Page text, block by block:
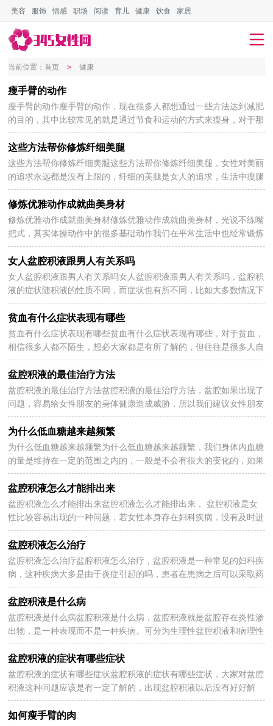
美容 服饰 情感 职场 阅读 育儿 健康 饮食 家居
会员注册
当前位置：首页 > 健康
瘦手臂的动作
2025-04-14
瘦手臂的动作瘦手臂的动作，现在很多人都想通过一些方法达到减肥
的目的，其中比较常见的就是通过节食和运动的方式来瘦身，对于那
些手臂比较粗的人来说，是需要有专门的方式的，以下分...
这些方法帮你修炼纤细美腿
2025-04-14
这些方法帮你修炼纤细美腿这些方法帮你修炼纤细美腿，女性对美丽
的追求永远都是没有上限的，纤细的美腿是女人的追求，生活中瘦腿
的方法有很多，我们可以有选择的进行瘦身锻炼，这些方...
修炼优雅动作成就曲美身材
2025-04-14
修炼优雅动作成就曲美身材修炼优雅动作成就曲美身材，光说不练嘴
把式，其实体操动作中的很多基础动作我们在平常生活中也经常锻炼
到，而且对塑形非常行之有效。下面就教大家修炼优...
女人盆腔积液跟男人有关系吗
2025-04-14
女人盆腔积液跟男人有关系吗女人盆腔积液跟男人有关系吗，盆腔积
液的症状随积液的性质不同，而症状也有所不同，比如大多数情况下
盆腔积液可能是少量的积水，有的时候排卵期引起来的...
贫血有什么症状表现有哪些
2025-04-14
贫血有什么症状表现有哪些贫血有什么症状表现有哪些，对于贫血，
相信很多人都不陌生，想必大家都是有所了解的，但往往是很多人自
身得了贫血还不知道。在生活中，应该注意身体的每一个...
盆腔积液的最佳治疗方法
2025-04-14
盆腔积液的最佳治疗方法盆腔积液的最佳治疗方法，盆腔如果出现了
问题，容易给女性朋友的身体健康造成威胁，所以我们建议女性朋友
在日常的生活中一定要注意保护好自己的盆腔，下面分...
为什么低血糖越来越频繁
2025-04-13
为什么低血糖越来越频繁为什么低血糖越来越频繁，我们身体内血糖
的量是维持在一定的范围之内的，一般是不会有很大的变化的，如果
血糖低就容易生病，特别是不吃早饭特别容易晕倒，抵抗...
盆腔积液怎么才能排出来
2025-04-13
盆腔积液怎么才能排出来盆腔积液怎么才能排出来， 盆腔积液是女
性比较容易出现的一种问题，若女性本身存在妇科疾病，没有及时进
行治疗，那么就非常容易诱发盆腔积液的状况出现。以...
盆腔积液怎么治疗
2025-04-13
盆腔积液怎么治疗盆腔积液怎么治疗，盆腔积液是一种常见的妇科疾
病，这种疾病大多是由于炎症引起的吗，患者在患病之后可以采取药
物治疗以及手术治疗的方法，看看盆腔积液怎么治疗。...
盆腔积液是什么病
2025-04-13
盆腔积液是什么病盆腔积液是什么病，盆腔积液就是盆腔存在炎性渗
出物，是一种表现而不是一种疾病。可分为生理性盆腔积液和病理性
盆腔积液两种。很多人对这种病不了解，那么盆腔积...
盆腔积液的症状有哪些症状
2025-04-13
盆腔积液的症状有哪些症状盆腔积液的症状有哪些症状，大家对盆腔
积液这种问题应该是有一定了解的，出现盆腔积液以后没有好好解
决，就会让不舒服的问题变得更加严重，所以好好治疗非...
如何瘦手臂的肉